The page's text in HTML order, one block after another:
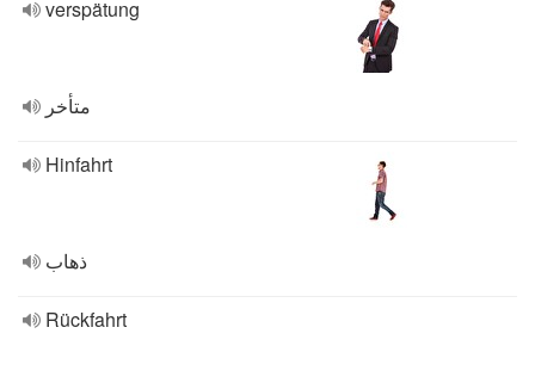
verspätung
متأخر
Hinfahrt
ذهاب
Rückfahrt